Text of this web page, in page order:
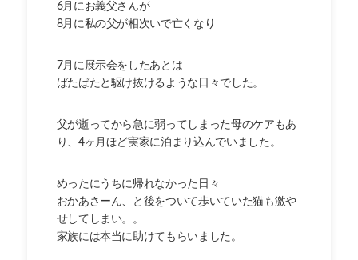
6月にお義父さんが
8月に私の父が相次いで亡くなり
7月に展示会をしたあとは
ばたばたと駆け抜けるような日々でした。
父が逝ってから急に弱ってしまった母のケアもあ
り、4ヶ月ほど実家に泊まり込んでいました。
めったにうちに帰れなかった日々
おかあさーん、と後をついて歩いていた猫も激や
せしてしまい。。
家族には本当に助けてもらいました。